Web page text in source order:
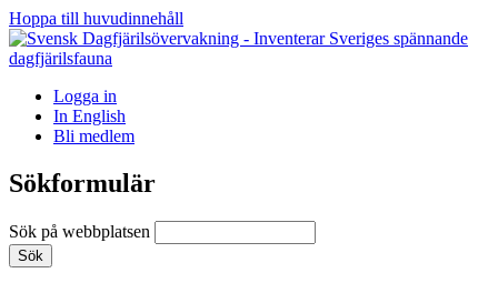
Hoppa till huvudinnehåll
Logga in
In English
Bli medlem
Sökformulär
Sök på webbplatsen